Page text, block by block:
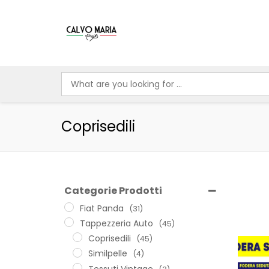
Coprisedili
Categorie Prodotti
Fiat Panda (31)
Tappezzeria Auto (45)
Coprisedili (45)
Similpelle (4)